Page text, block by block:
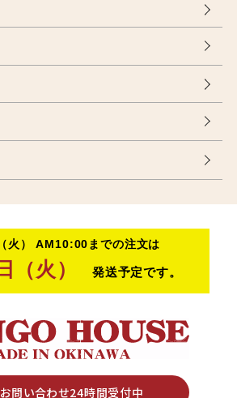
お問い合わせ24時間受付中